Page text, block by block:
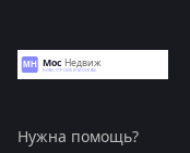
Нужна помощь?